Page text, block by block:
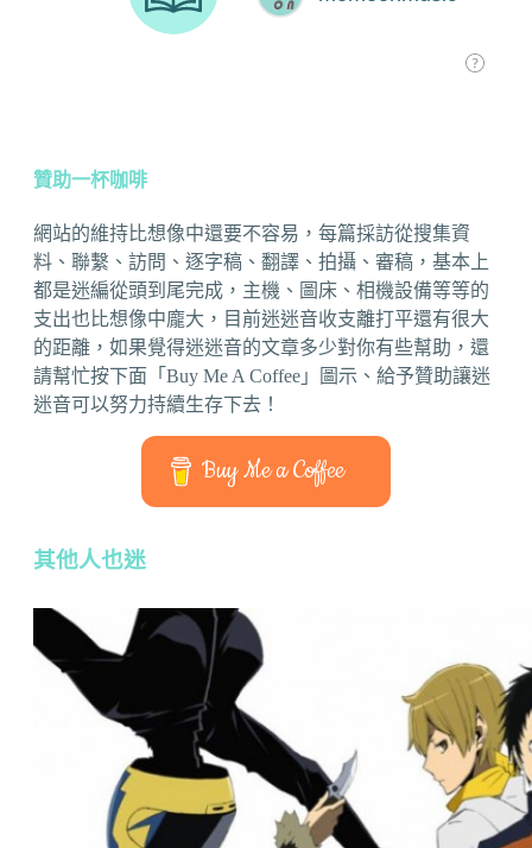
贊助一杯咖啡
網站的維持比想像中還要不容易，每篇採訪從搜集資
料、聯繫、訪問、逐字稿、翻譯、拍攝、審稿，基本上
都是迷編從頭到尾完成，主機、圖床、相機設備等等的
支出也比想像中龐大，目前迷迷音收支離打平還有很大
的距離，如果覺得迷迷音的文章多少對你有些幫助，還
請幫忙按下面「Buy Me A Coffee」圖示、給予贊助讓迷
迷音可以努力持續生存下去！
Buy Me a Coffee
其他人也迷